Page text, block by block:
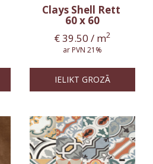
Clays Shell Rett
60 x 60
€39.50 / m2
ar PVN 21%
IELIKT GROZĀ